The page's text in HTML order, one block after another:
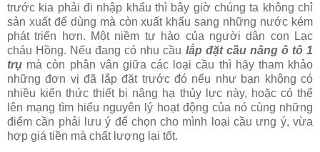
trước kia phải đi nhập khẩu thì bây giờ chúng ta không chỉ
sản xuất để dùng mà còn xuất khẩu sang những nước kém
phát triển hơn. Một niềm tự hào của người dân con Lạc
cháu Hồng. Nếu đang có nhu cầu lắp đặt cầu nâng ô tô 1
trụ mà còn phân vân giữa các loại cầu thì hãy tham khảo
những đơn vị đã lắp đặt trước đó nếu như bạn không có
nhiều kiển thức thiết bị nâng hạ thủy lực này, hoặc có thể
lên mạng tìm hiểu nguyên lý hoạt động của nó cùng những
điểm cần phải lưu ý để chọn cho mình loại cầu ưng ý, vừa
hợp giá tiền mà chất lượng lại tốt.